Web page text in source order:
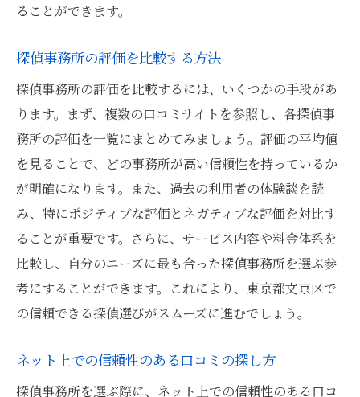
ることができます。
探偵事務所の評価を比較する方法
探偵事務所の評価を比較するには、いくつかの手段があ
ります。まず、複数の口コミサイトを参照し、各探偵事
務所の評価を一覧にまとめてみましょう。評価の平均値
を見ることで、どの事務所が高い信頼性を持っているか
が明確になります。また、過去の利用者の体験談を読
み、特にポジティブな評価とネガティブな評価を対比す
ることが重要です。さらに、サービス内容や料金体系を
比較し、自分のニーズに最も合った探偵事務所を選ぶ参
考にすることができます。これにより、東京都文京区で
の信頼できる探偵選びがスムーズに進むでしょう。
ネット上での信頼性のある口コミの探し方
探偵事務所を選ぶ際に、ネット上での信頼性のある口コ